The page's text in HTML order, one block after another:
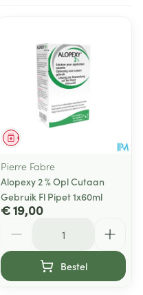
Geneesmiddel
Pierre Fabre
Alopexy 2 % Opl Cutaan
Gebruik Fl Pipet 1x60ml
€ 19,00
Bestel